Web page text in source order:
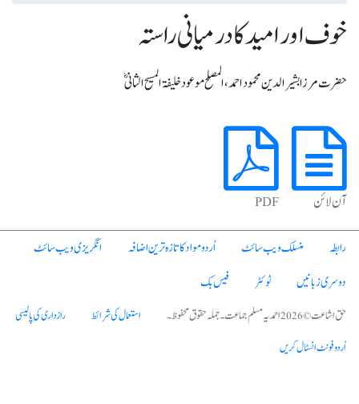
خوف اور امید کا درمیانی راستہ
حضرت مرزا بشیرالدین محمود احمد، المصلح موعود خلیفۃ المسیح الثانیؓ
آن لائن PDF
رابطہ منسلک ویب سائٹ اُردو مواد کا تازہ ترین اضافہ
انگریزی ویب سائٹ
دوسری زبانیں
ٹوئٹر فیس بک
حق اشاعت © 2026 احمدیہ مسلم جماعت۔ جملہ حقوق محفوظ۔ استعمال کی شرائط
رازداری کی پالیسی
اُردو فونٹ انسٹال کریں